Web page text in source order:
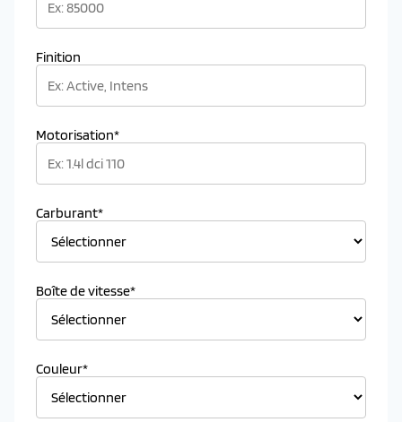
Finition
Motorisation*
Carburant*
Boîte de vitesse*
Couleur*